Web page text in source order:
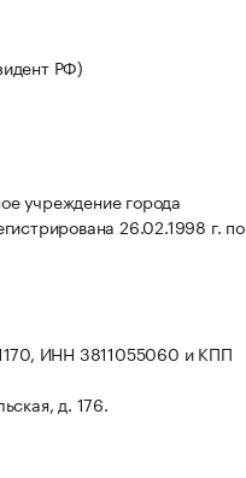
РФ)
учреждение города
26.02.1998 г. по
ИНН 3811055060 и КПП
д. 176.